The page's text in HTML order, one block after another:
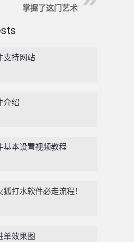
掌握了这门艺术
支持网站
介绍
基本设置视频教程
打水软件必走流程！
单效果图